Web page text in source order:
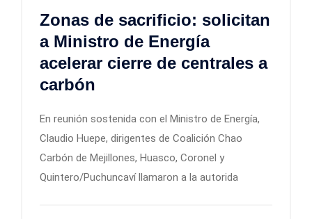
Zonas de sacrificio: solicitan
a Ministro de Energía
acelerar cierre de centrales a
carbón
En reunión sostenida con el Ministro de Energía,
Claudio Huepe, dirigentes de Coalición Chao
Carbón de Mejillones, Huasco, Coronel y
Quintero/Puchuncaví llamaron a la autorida